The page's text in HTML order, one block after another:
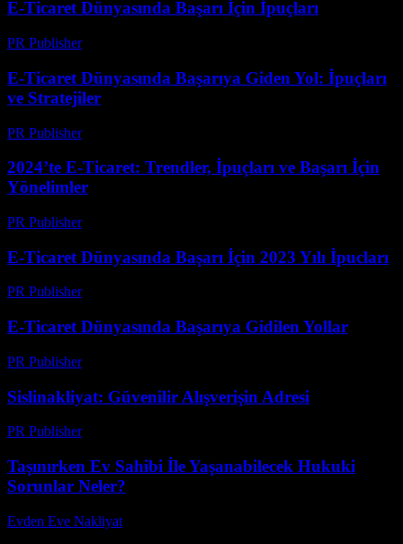
E-Ticaret Dünyasında Başarı İçin İpuçları
PR Publisher-
E-Ticaret Dünyasında Başarıya Giden Yol: İpuçları
ve Stratejiler
PR Publisher-
2024’te E-Ticaret: Trendler, İpuçları ve Başarı İçin
Yönelimler
PR Publisher-
E-Ticaret Dünyasında Başarı İçin 2023 Yılı İpucları
PR Publisher-
E-Ticaret Dünyasında Başarıya Gidilen Yollar
PR Publisher-
Sislinakliyat: Güvenilir Alışverişin Adresi
PR Publisher-
Taşınırken Ev Sahibi İle Yaşanabilecek Hukuki
Sorunlar Neler?
Evden Eve Nakliyat